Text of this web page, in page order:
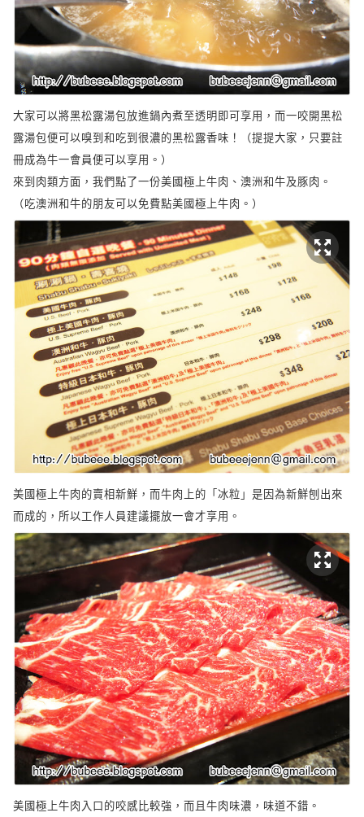
大家可以將黑松露湯包放進鍋內煮至透明即可享用，而一咬開黑松
露湯包便可以嗅到和吃到很濃的黑松露香味！（提提大家，只要註
冊成為牛一會員便可以享用。）
來到肉類方面，我們點了一份美國極上牛肉、澳洲和牛及豚肉。
（吃澳洲和牛的朋友可以免費點美國極上牛肉。）
美國極上牛肉的賣相新鮮，而牛肉上的「冰粒」是因為新鮮刨出來
而成的，所以工作人員建議擺放一會才享用。
美國極上牛肉入口的咬感比較強，而且牛肉味濃，味道不錯。